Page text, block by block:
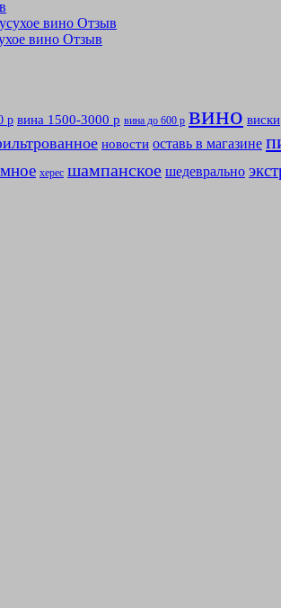
вино Отзыв
вино Отзыв
р вина 1500-3000 р вина до 600 р вино виски
новости оставь в магазине
херес шампанское шедеврально